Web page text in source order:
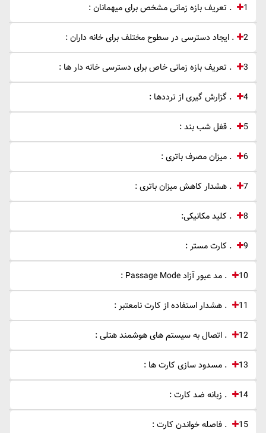
1 . تعریف بازه زمانی مشخص برای میهمانان :
2. ایجاد دسترسی در سطوح مختلف برای خانه داران :
3 . تعریف بازه زمانی خاص برای دسترسی خانه دار ها :
4 . گزارش گیری از ترددها :
5 . قفل شب بند :
6 . میزان مصرف باتری :
7 . هشدار کاهش میزان باتری :
8 . کلید مکانیکی:
9 . کارت مستر :
10 . مد عبور آزاد Passage Mode :
11 . هشدار استفاده از کارت نامعتبر :
12 . اتصال به سیستم های هوشمند هتلی :
13 . مسدود سازی کارت ها :
14 . زبانه ضد کارت :
15 . فاصله خواندن کارت :